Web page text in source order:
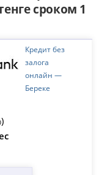
сроком 1
Кредит без
залога
онлайн —
Береке